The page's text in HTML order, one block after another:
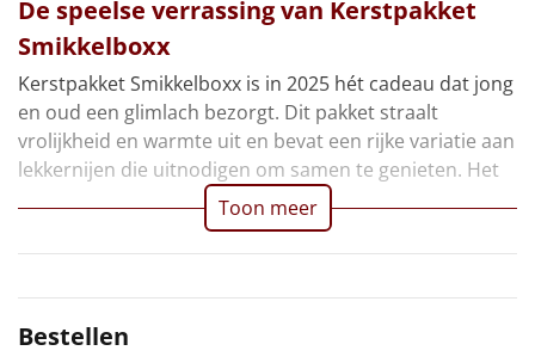
Deken (fleece plaid)
Alle artikelen
Overige
Ideeën
Doe het zelf
De speelse verrassing van Kerstpakket
Smikkelboxx
Kerstpakket Smikkelboxx is in 2025 hét cadeau dat jong
en oud een glimlach bezorgt. Dit pakket straalt
vrolijkheid en warmte uit en bevat een rijke variatie aan
lekkernijen die uitnodigen om samen te genieten. Het
Toon meer
Bestellen